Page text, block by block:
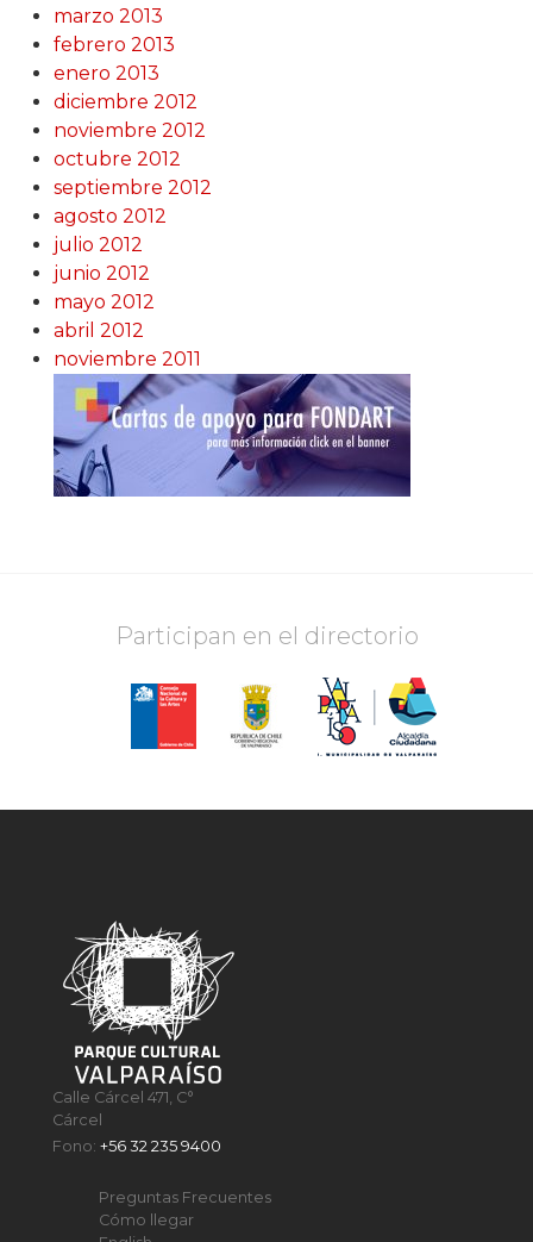
marzo 2013
febrero 2013
enero 2013
diciembre 2012
noviembre 2012
octubre 2012
septiembre 2012
agosto 2012
julio 2012
junio 2012
mayo 2012
abril 2012
noviembre 2011
Participan en el directorio
Calle Cárcel 471, C°
Cárcel
Fono:+56 32 235 9400
Preguntas Frecuentes
Cómo llegar